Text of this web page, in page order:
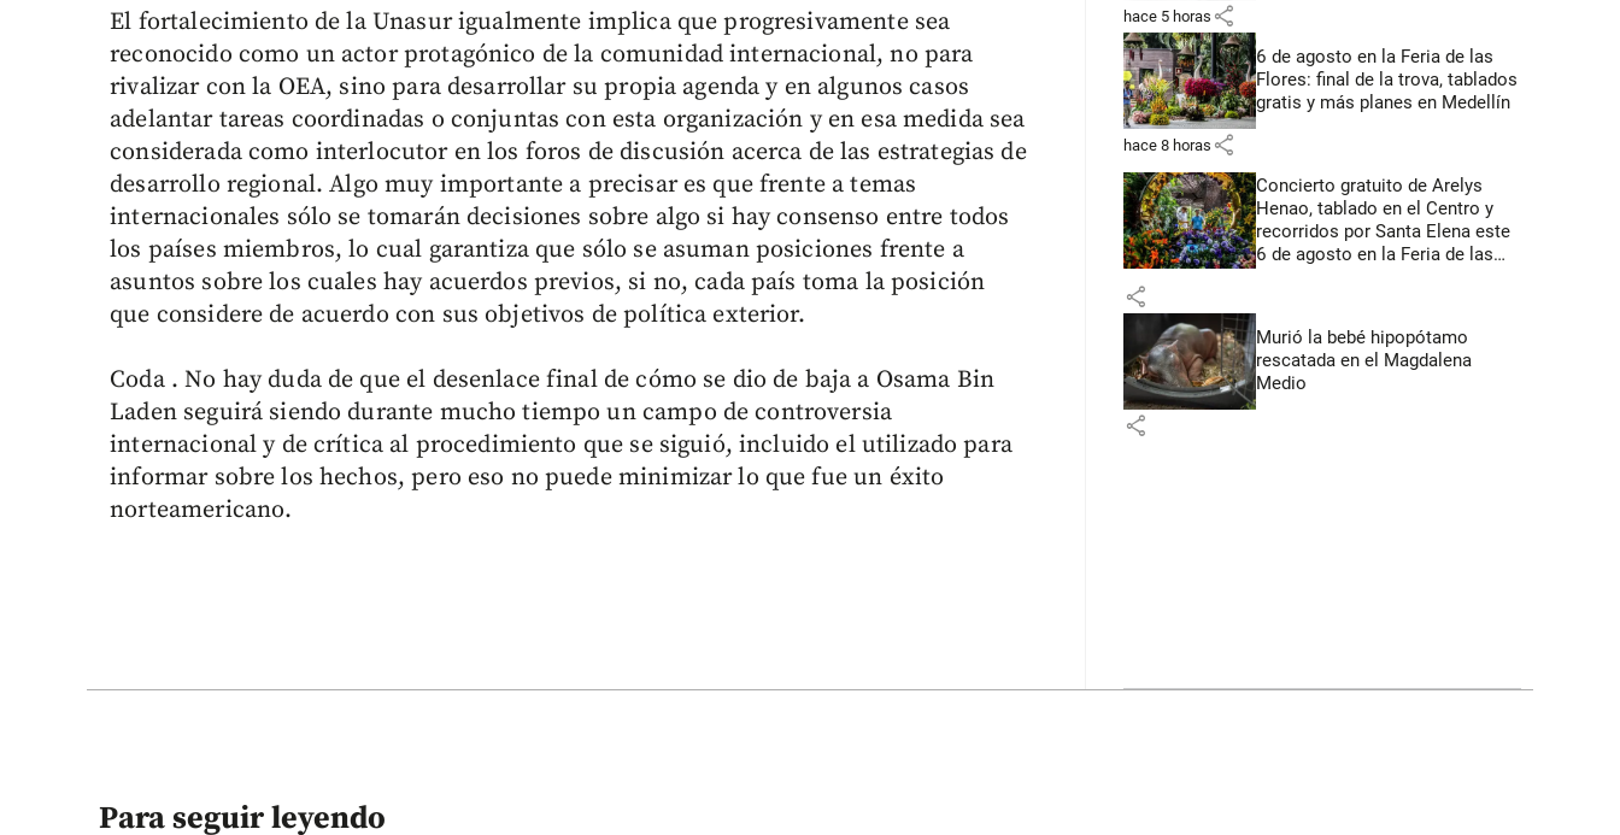
El fortalecimiento de la Unasur igualmente implica que progresivamente sea
reconocido como un actor protagónico de la comunidad internacional, no para
rivalizar con la OEA, sino para desarrollar su propia agenda y en algunos casos
adelantar tareas coordinadas o conjuntas con esta organización y en esa medida sea
considerada como interlocutor en los foros de discusión acerca de las estrategias de
desarrollo regional. Algo muy importante a precisar es que frente a temas
internacionales sólo se tomarán decisiones sobre algo si hay consenso entre todos
los países miembros, lo cual garantiza que sólo se asuman posiciones frente a
asuntos sobre los cuales hay acuerdos previos, si no, cada país toma la posición
que considere de acuerdo con sus objetivos de política exterior.
Coda . No hay duda de que el desenlace final de cómo se dio de baja a Osama Bin
Laden seguirá siendo durante mucho tiempo un campo de controversia
internacional y de crítica al procedimiento que se siguió, incluido el utilizado para
informar sobre los hechos, pero eso no puede minimizar lo que fue un éxito
norteamericano.
hace 5 horas share
6 de agosto en la Feria de las
Flores: final de la trova, tablados
gratis y más planes en Medellín
hace 8 horas share
Concierto gratuito de Arelys
Henao, tablado en el Centro y
recorridos por Santa Elena este
6 de agosto en la Feria de las
share
Murió la bebé hipopótamo
rescatada en el Magdalena
Medio
share
Para seguir leyendo